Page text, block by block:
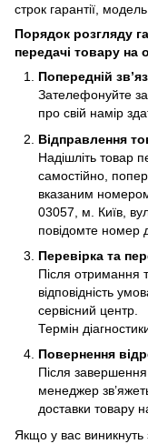
строк гарантії,
Порядок розгляду
передачі товару на
Попередній
Зателефонуйте
про свій намір
Відправлення
Надішліть товар
самостійно,
вказаним
03057, м. Київ,
повідомте номер
Перевірка та
Після отримання
відповідність
сервісний центр.
Термін
Повернення
Після
менеджер
доставки товару
Якщо у вас